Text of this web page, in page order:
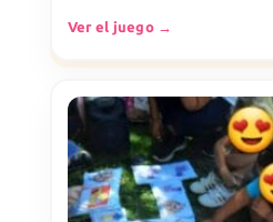
Ver el juego →